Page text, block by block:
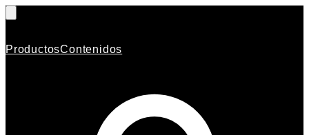
ProductosContenidos